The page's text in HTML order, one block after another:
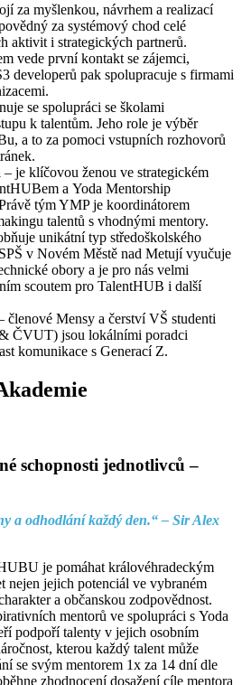
za myšlenkou, návrhem a realizací
za systémový chod celé
aktivit i strategických partnerů.
vede první kontakt se zájemci,
developerů pak spolupracuje s firmami
se spolupráci se školami
k talentům. Jeho role je výběr
a to za pomoci vstupních rozhovorů
– je klíčovou ženou ve strategickém
a Yoda Mentorship
tým YMP je koordinátorem
talentů s vhodnými mentory.
unikátní typ středoškolského
v Novém Městě nad Metují vyučuje
obory a je pro nás velmi
scoutem pro TalentHUB i další
členové Mensy a čerství VŠ studenti
ČVUT) jsou lokálními poradci
komunikace s Generací Z.
schopnosti jednotlivců –
a odhodlání každý den.“ – Sir Alex
je pomáhat královéhradeckým
nejen jejich potenciál ve vybraném
a občanskou zodpovědnost.
mentorů ve spolupráci s Yoda
podpoří talenty v jejich osobním
kterou každý talent může
se svým mentorem 1x za 14 dní dle
zhodnocení dosažení cíle mentora